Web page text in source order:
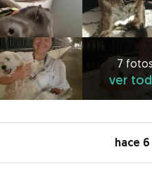
7 fotos
ver
hace